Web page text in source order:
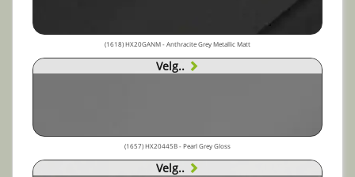
(1618) HX20GANM - Anthracite Grey Metallic Matt
Velg..
(1657) HX20445B - Pearl Grey Gloss
Velg..